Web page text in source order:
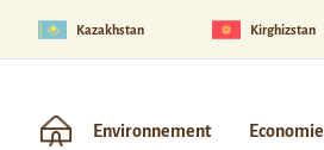
Kazakhstan Kirghizstan
Environnement Economie